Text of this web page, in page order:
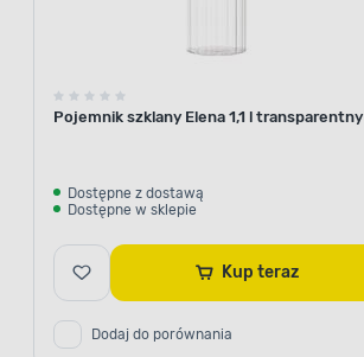
Pojemnik szklany Elena 1,1 l transparentny
Dostępne z dostawą
Dostępne w sklepie
Kup teraz
Dodaj do porównania